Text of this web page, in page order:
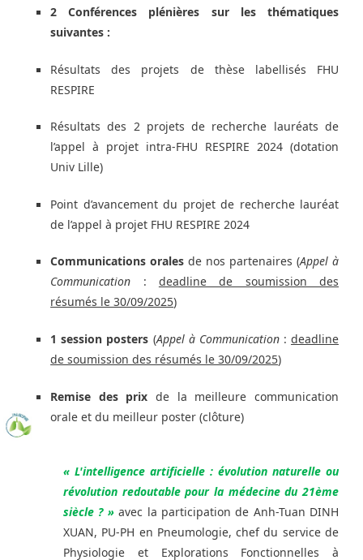
2 Conférences plénières sur les thématiques
suivantes :
Résultats des projets de thèse labellisés FHU
RESPIRE
Résultats des 2 projets de recherche lauréats de
l’appel à projet intra-FHU RESPIRE 2024 (dotation
Univ Lille)
Point d’avancement du projet de recherche lauréat
de l’appel à projet FHU RESPIRE 2024
Communications orales de nos partenaires (Appel à
Communication : deadline de soumission des
résumés le 30/09/2025)
1 session posters (Appel à Communication: deadline
de soumission des résumés le 30/09/2025)
Remise des prix de la meilleure communication
orale et du meilleur poster (clôture)
« L'intelligence artificielle : évolution naturelle ou
révolution redoutable pour la médecine du 21ème
siècle ? » avec la participation de Anh-Tuan DINH
XUAN, PU-PH en Pneumologie, chef du service de
Physiologie et Explorations Fonctionnelles à